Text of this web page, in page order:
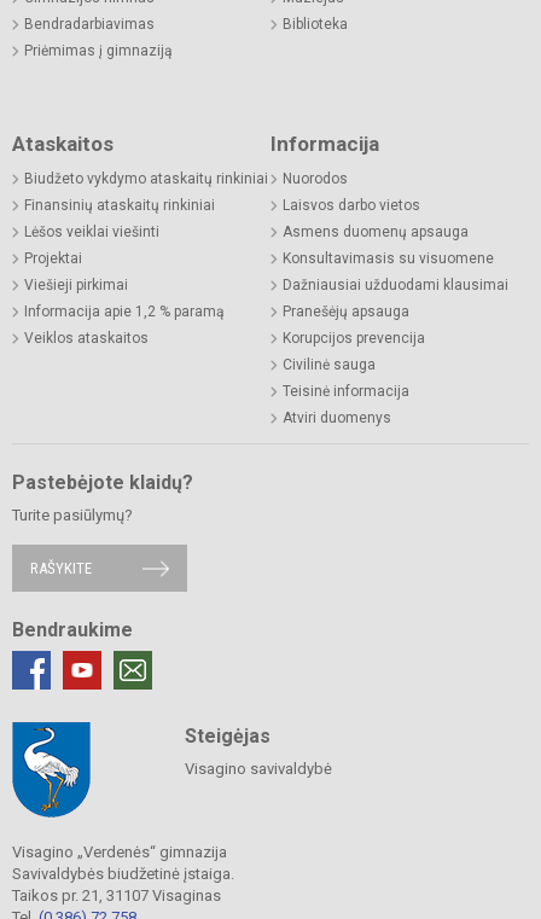
Bendradarbiavimas
Priėmimas į gimnaziją
Biblioteka
Ataskaitos
Biudžeto vykdymo ataskaitų rinkiniai
Finansinių ataskaitų rinkiniai
Lėšos veiklai viešinti
Projektai
Viešieji pirkimai
Informacija apie 1,2 % paramą
Veiklos ataskaitos
Informacija
Nuorodos
Laisvos darbo vietos
Asmens duomenų apsauga
Konsultavimasis su visuomene
Dažniausiai užduodami klausimai
Pranešėjų apsauga
Korupcijos prevencija
Civilinė sauga
Teisinė informacija
Atviri duomenys
Pastebėjote klaidų?
Turite pasiūlymų?
RAŠYKITE
Bendraukime
Steigėjas
Visagino savivaldybė
Visagino „Verdenės“ gimnazija
Savivaldybės biudžetinė įstaiga.
Taikos pr. 21, 31107 Visaginas